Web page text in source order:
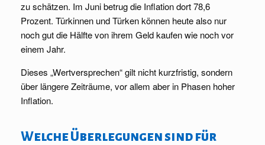
zu schätzen. Im Juni betrug die Inflation dort 78,6
Prozent. Türkinnen und Türken können heute also nur
noch gut die Hälfte von ihrem Geld kaufen wie noch vor
einem Jahr.
Dieses „Wertversprechen“ gilt nicht kurzfristig, sondern
über längere Zeiträume, vor allem aber in Phasen hoher
Inflation.
Welche Überlegungen sind für